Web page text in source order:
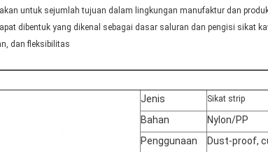
untuk sejumlah tujuan dalam lingkungan manufaktur dan
dibentuk yang dikenal sebagai dasar saluran dan pengisi sikat
dan fleksibilitas
Jenis Sikat strip
Bahan
Nylon/PP
Penggunaan
Dust-proof,